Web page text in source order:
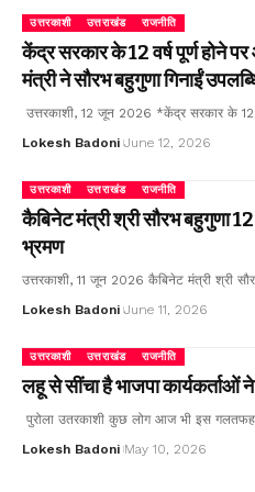
उत्तरकाशी उत्तराखंड राजनीति
केंद्र सरकार के 12 वर्ष पूर्ण होने
मंत्री ने सौरभ बहुगुणा गिनाईं
उत्तरकाशी, 12 जून 2026 *केंद्र सरकार के 12
Lokesh Badoni June 12, 2026
उत्तरकाशी उत्तराखंड राजनीति
कैबिनेट मंत्री श्री सौरभ बहुगुणा
भ्रमण
उत्तरकाशी, 11 जून 2026 कैबिनेट मंत्री श्री
Lokesh Badoni June 11, 2026
उत्तरकाशी उत्तराखंड राजनीति
लहू से सींचा है भाजपा कार्यकर्ताओं
पुरोला उतरकाशी कुछ लोग आज भी इस
Lokesh Badoni May 10, 2026